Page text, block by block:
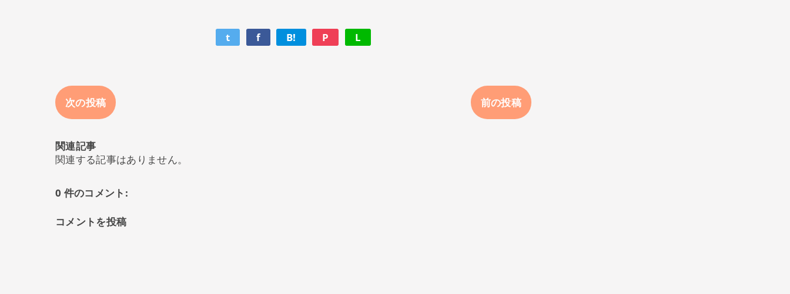
t f B! P L
次の投稿 前の投稿
関連記事
関連する記事はありません。
0 件のコメント:
コメントを投稿